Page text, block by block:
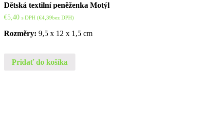
Dětská textilní peněženka Motýl
€5,40 s DPH (€4,39bez DPH)
Rozměry: 9,5 x 12 x 1,5 cm
Pridať do košíka